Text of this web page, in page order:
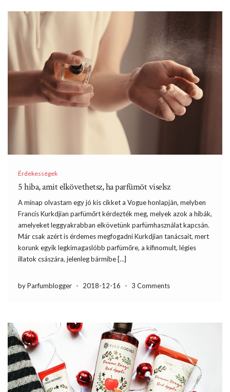
Érdekességek
5 hiba, amit elkövethetsz, ha parfümöt viselsz
A minap olvastam egy jó kis cikket a Vogue honlapján, melyben
Francis Kurkdjian parfümőrt kérdezték meg, melyek azok a hibák,
amelyeket leggyakrabban elkövetünk parfümhasználat kapcsán.
Már csak azért is érdemes megfogadni Kurkdjian tanácsait, mert
korunk egyik legkimagaslóbb parfümőre, a kifinomult, légies
illatok császára, jelenleg bármibe […]
by Parfumblogger - 2018-12-16 - 3 Comments